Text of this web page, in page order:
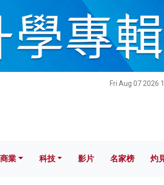
Fri Aug 07 2026
科技 影片 名家榜
商業 科技 影片 名家榜 灼